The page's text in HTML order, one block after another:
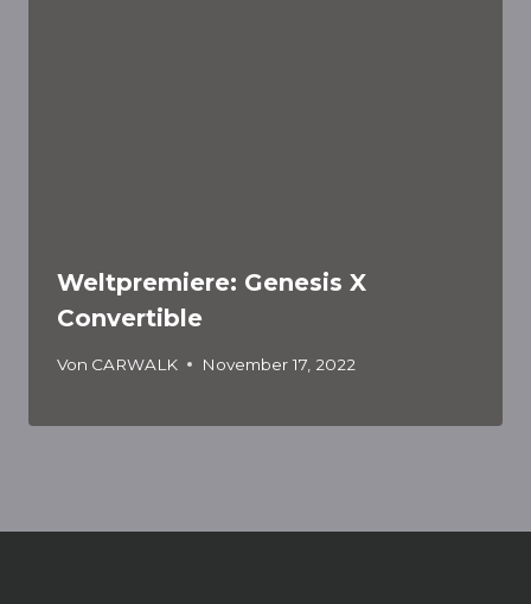
Weltpremiere: Genesis X
Convertible
Von CARWALK November 17, 2022